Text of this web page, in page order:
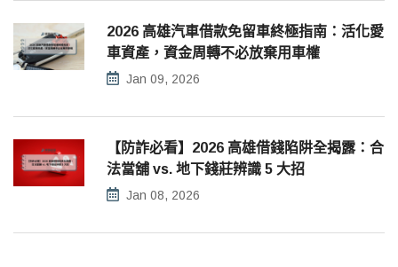
2026 高雄汽車借款免留車終極指南：活化愛
車資產，資金周轉不必放棄用車權
Jan 09, 2026
【防詐必看】2026 高雄借錢陷阱全揭露：合
法當舖 vs. 地下錢莊辨識 5 大招
Jan 08, 2026